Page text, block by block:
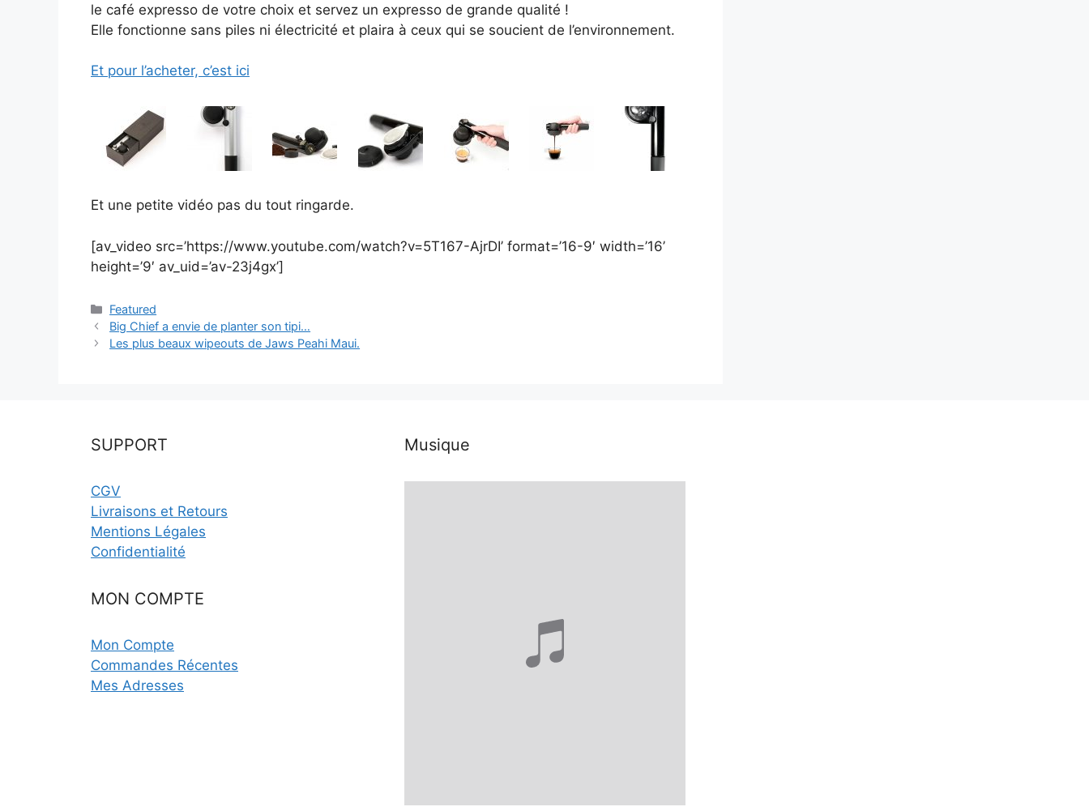
le café expresso de votre choix et servez un expresso de grande qualité !
Elle fonctionne sans piles ni électricité et plaira à ceux qui se soucient de l’environnement.
Et pour l’acheter, c’est ici
Et une petite vidéo pas du tout ringarde.
[av_video src=’https://www.youtube.com/watch?v=5T167-AjrDI’ format=’16-9′ width=’16’
height=’9′ av_uid=’av-23j4gx’]
Catégories
Featured
Big Chief a envie de planter son tipi…
Les plus beaux wipeouts de Jaws Peahi Maui.
SUPPORT
CGV
Livraisons et Retours
Mentions Légales
Confidentialité
MON COMPTE
Mon Compte
Commandes Récentes
Mes Adresses
Musique